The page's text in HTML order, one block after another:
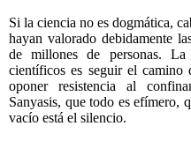
Si la ciencia no es dogmática,
hayan valorado debidamente
de millones de personas.
científicos es seguir el camino
oponer resistencia al
Sanyasis, que todo es efímero,
vacío está el silencio.